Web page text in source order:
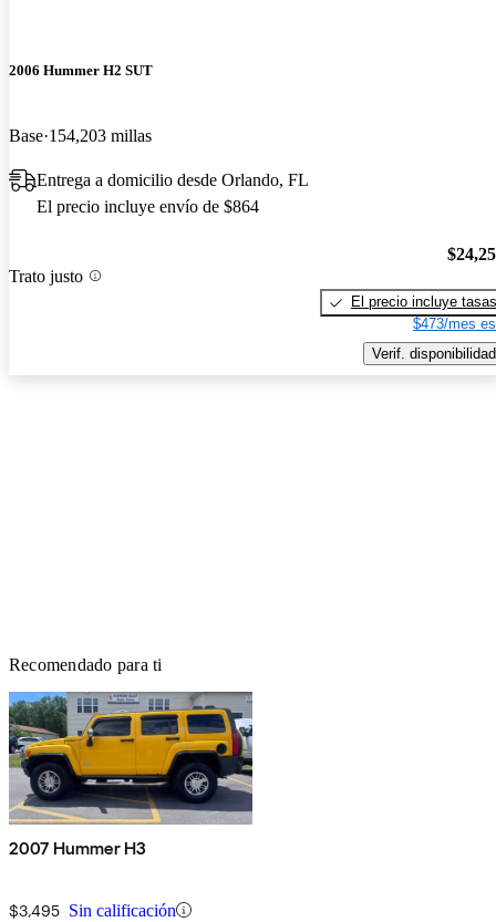
2006 Hummer H2 SUT
Base 154,203 millas
Entrega a domicilio desde Orlando, FL
El precio incluye envío de $864
Trato justo
El precio incluye tasas
$473/mes
Verif. disponibilidad
Recomendado para ti
2007 Hummer H3
$3,495 Sin calificación